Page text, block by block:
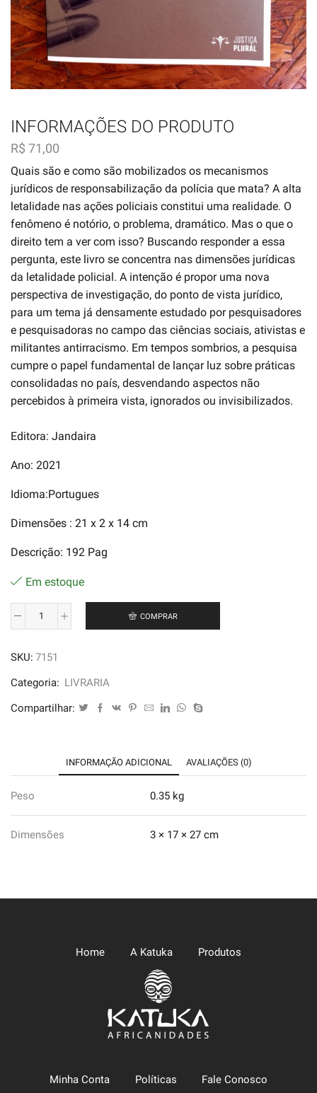
INFORMAÇÕES DO PRODUTO
R$ 71,00
Quais são e como são mobilizados os mecanismos
jurídicos de responsabilização da polícia que mata? A alta
letalidade nas ações policiais constitui uma realidade. O
fenômeno é notório, o problema, dramático. Mas o que o
direito tem a ver com isso? Buscando responder a essa
pergunta, este livro se concentra nas dimensões jurídicas
da letalidade policial. A intenção é propor uma nova
perspectiva de investigação, do ponto de vista jurídico,
para um tema já densamente estudado por pesquisadores
e pesquisadoras no campo das ciências sociais, ativistas e
militantes antirracismo. Em tempos sombrios, a pesquisa
cumpre o papel fundamental de lançar luz sobre práticas
consolidadas no país, desvendando aspectos não
percebidos à primeira vista, ignorados ou invisibilizados.
Editora: Jandaira
Ano: 2021
Idioma:Portugues
Dimensões ‏: ‎21 x 2 x 14 cm
Descrição: 192 Pag
Em estoque
Letalidade
Policial
Ferreira
COMPRAR
SKU: 7151
Categoria: LIVRARIA
Compartilhar:
INFORMAÇÃO ADICIONAL AVALIAÇÕES (0)
Peso 0.35 kg
Dimensões 3 × 17 × 27 cm
Home A Katuka Produtos
Minha Conta Políticas Fale Conosco